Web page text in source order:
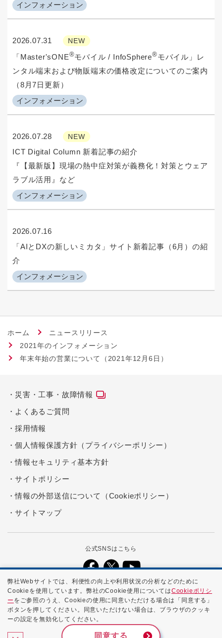
インフォメーション
2026.07.31 NEW
インフォメーション
「Master'sONE®モバイル / InfoSphere®モバイル」レ
ンタル端末および物販端末の価格改定についてのご案内
（8月7日更新）
2026.07.28 NEW
インフォメーション
ICT Digital Column 新着記事の紹介
『【最新版】現場の熱中症対策が義務化！対策とウェア
ラブル活用』など
2026.07.16
インフォメーション
「AIとDXの新しいミカタ」サイト新着記事（6月）の紹
介
ホーム
ニュースリリース
2021年のインフォメーション
年末年始の営業について（2021年12月6日）
災害・工事・故障情報
よくあるご質問
採用情報
個人情報保護方針（プライバシーポリシー）
情報セキュリティ基本方針
サイトポリシー
情報の外部送信について（Cookieポリシー）
サイトマップ
公式SNSはこちら
本ホームページに記載する会社名、商品名、ブランド名などは、各社の
商号、登録商標、または商標です。
Copyright ©2026 NTTPC Communications, Inc. All Rights
弊社Webサイトでは、利便性の向上や利用状況の分析などのために
Cookieを使用しています。弊社のCookie使用についてはCookieポリシ
ー をご参照のうえ、Cookieの使用に同意いただける場合は「同意する」
ボタンを押してください。同意いただけない場合は、ブラウザのクッキ
ーの設定を無効化してください。
同意する